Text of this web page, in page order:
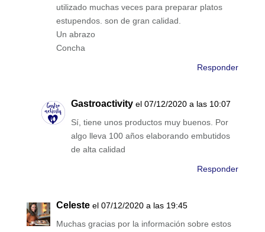
utilizado muchas veces para preparar platos
estupendos. son de gran calidad.
Un abrazo
Concha
Responder
Gastroactivity el 07/12/2020 a las 10:07
Sí, tiene unos productos muy buenos. Por
algo lleva 100 años elaborando embutidos
de alta calidad
Responder
Celeste el 07/12/2020 a las 19:45
Muchas gracias por la información sobre estos